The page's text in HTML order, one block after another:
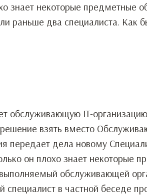
знает некоторые предметные
раньше два специалиста. Как
обслуживающую IT-организацию
взять вместо
передает дела новому
он плохо знает некоторые
обслуживающей
в частной беседе